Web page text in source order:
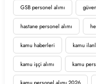
GSB personel alımı
hastane personel alımı
kamu haberleri kamu
kamu işçi alımı kamu